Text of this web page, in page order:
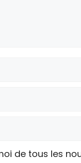
de tous les